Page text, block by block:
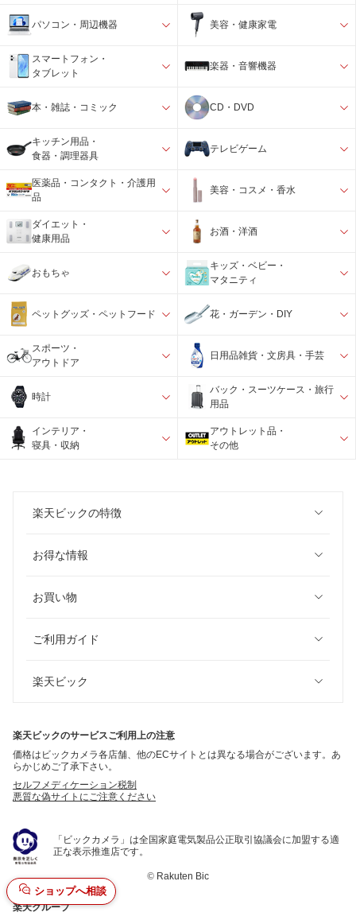
ショップへ相談
パソコン・周辺機器 美容・健康家電
スマートフォン・
タブレット
楽器・音響機器
本・雑誌・コミック CD・DVD
キッチン用品・
食器・調理器具
テレビゲーム
医薬品・コンタクト・介護用
品
美容・コスメ・香水
ダイエット・
健康用品
お酒・洋酒
おもちゃ
キッズ・ベビー・
マタニティ
ペットグッズ・ペットフード 花・ガーデン・DIY
スポーツ・
アウトドア
日用品雑貨・文房具・手芸
時計
バック・スーツケース・旅行
用品
インテリア・
寝具・収納
アウトレット品・
その他
楽天ビックの特徴
お得な情報
お買い物
ご利用ガイド
楽天ビック
楽天ビックのサービスご利用上の注意
価格はビックカメラ各店舗、他のECサイトとは異なる場合がございます。あ
らかじめご了承下さい。
セルフメディケーション税制
悪質な偽サイトにご注意ください
「ビックカメラ」は全国家庭電気製品公正取引協議会に加盟する適
正な表示推進店です。
© Rakuten Bic
楽天グループ